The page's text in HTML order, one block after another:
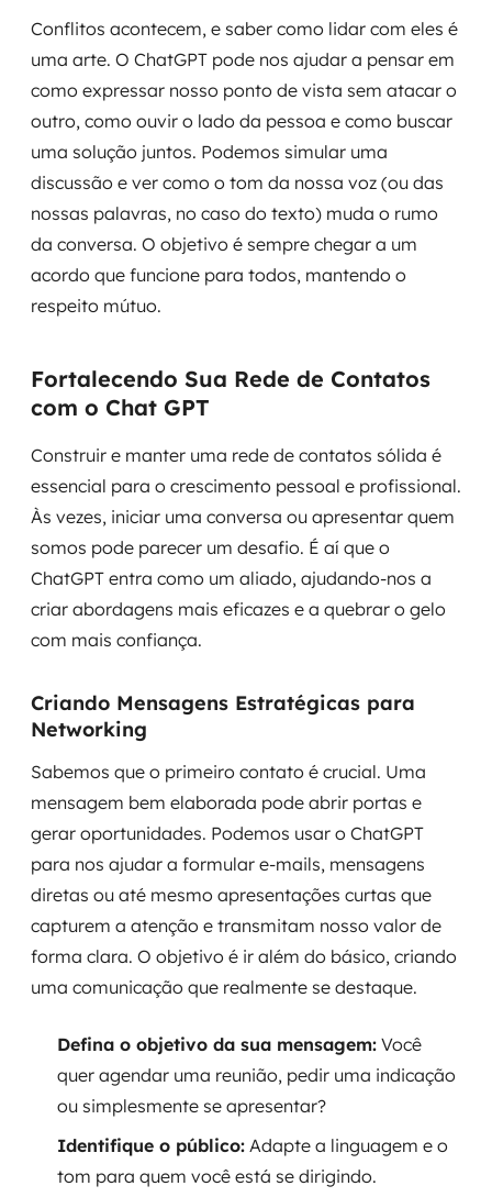
Conflitos acontecem, e saber como lidar com eles é
uma arte. O ChatGPT pode nos ajudar a pensar em
como expressar nosso ponto de vista sem atacar o
outro, como ouvir o lado da pessoa e como buscar
uma solução juntos. Podemos simular uma
discussão e ver como o tom da nossa voz (ou das
nossas palavras, no caso do texto) muda o rumo
da conversa. O objetivo é sempre chegar a um
acordo que funcione para todos, mantendo o
respeito mútuo.
Fortalecendo Sua Rede de Contatos
com o Chat GPT
Construir e manter uma rede de contatos sólida é
essencial para o crescimento pessoal e profissional.
Às vezes, iniciar uma conversa ou apresentar quem
somos pode parecer um desafio. É aí que o
ChatGPT entra como um aliado, ajudando-nos a
criar abordagens mais eficazes e a quebrar o gelo
com mais confiança.
Criando Mensagens Estratégicas para
Networking
Sabemos que o primeiro contato é crucial. Uma
mensagem bem elaborada pode abrir portas e
gerar oportunidades. Podemos usar o ChatGPT
para nos ajudar a formular e-mails, mensagens
diretas ou até mesmo apresentações curtas que
capturem a atenção e transmitam nosso valor de
forma clara. O objetivo é ir além do básico, criando
uma comunicação que realmente se destaque.
Defina o objetivo da sua mensagem: Você
quer agendar uma reunião, pedir uma indicação
ou simplesmente se apresentar?
Identifique o público: Adapte a linguagem e o
tom para quem você está se dirigindo.